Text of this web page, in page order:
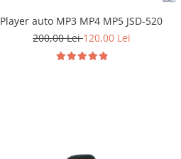
Player auto MP3 MP4 MP5 JSD-520
200,00 Lei120,00 Lei